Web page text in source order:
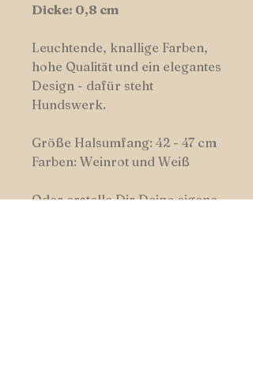
Dicke: 0,8 cm
Leuchtende, knallige Farben,
hohe Qualität und ein elegantes
Design - dafür steht
Hundswerk.
Größe Halsumfang: 42 - 47 cm
Farben: Weinrot und Weiß
Oder erstelle Dir Deine eigene